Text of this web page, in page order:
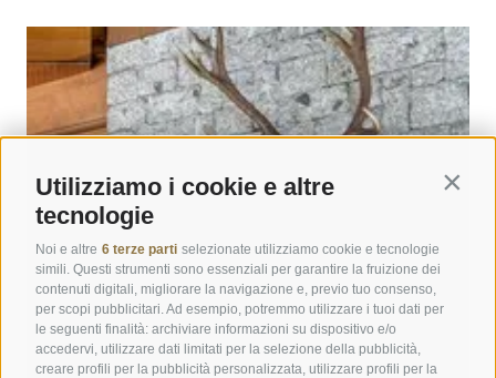
Utilizziamo i cookie e altre
tecnologie
Noi e altre 6 terze parti selezionate utilizziamo cookie e tecnologie
simili. Questi strumenti sono essenziali per garantire la fruizione dei
contenuti digitali, migliorare la navigazione e, previo tuo consenso,
per scopi pubblicitari. Ad esempio, potremmo utilizzare i tuoi dati per
le seguenti finalità: archiviare informazioni su dispositivo e/o
accedervi, utilizzare dati limitati per la selezione della pubblicità,
creare profili per la pubblicità personalizzata, utilizzare profili per la